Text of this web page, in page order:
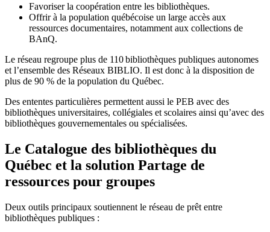
Favoriser la coopération entre les bibliothèques.
Offrir à la population québécoise un large accès aux
ressources documentaires, notamment aux collections de
BAnQ.
Le réseau regroupe plus de 110bibliothèques publiques autonomes
et l’ensemble des Réseaux BIBLIO. Il est donc à la disposition de
plus de 90 % de la population du Québec.
Des ententes particulières permettent aussi le PEB avec des
bibliothèques universitaires, collégiales et scolaires ainsi qu’avec des
bibliothèques gouvernementales ou spécialisées.
Le Catalogue des bibliothèques du
Québec et la solution Partage de
ressources pour groupes
Deux outils principaux soutiennent le réseau de prêt entre
bibliothèques publiques :